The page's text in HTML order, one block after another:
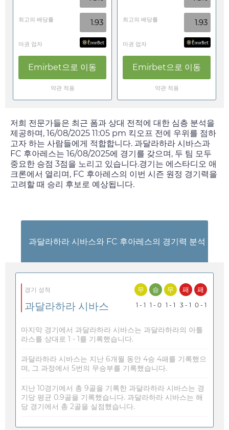
최고의 배당률 1.93
마권 업자
Emirbet으로 이동
약관 적용
최고의 배당률 1.93
마권 업자
Emirbet으로 이동
약관 적용
저희 전문가들은 최근 폼과 상대 전적에 대한 심층 분석을
제공하며, 16/08/2025 11:05 pm 킥오프 전에 우위를 점하
고자 하는 사람들에게 적합합니다. 과달라하라 시바스과
FC 후아레스는 16/08/2025에 경기를 갖으며, 두 팀 모두
중요한 승점 3점을 노리고 있습니다.경기는 에스타디오 애
크론에서 열리며, FC 후아레스의 이번 시즌 원정 경기력을
고려할 때 승리 후보로 예상됩니다.
과달라하라 시바스와 FC 후아레스의 경기력 분석
경기 성적
과달라하라 시바스
무
1 - 1
승
1 - 0
무
1 - 1
패
3 - 1
패
0 - 1
마지막 경기에서 과달라하라 시바스는 과달라하라의 아틀
라스를 상대로 1 - 1를 기록했습니다.
과달라하라 시바스는 지난 6개월 동안 4승 4패를 기록했으
며, 그 과정에서 5번의 무승부를 기록했습니다.
지난 10경기에서 총 9골을 기록한 과달라하라 시바스는 경
기당 평균 0.9골을 기록했습니다. 과달라하라 시바스는 해
당 경기에서 총 2골을 실점했습니다.